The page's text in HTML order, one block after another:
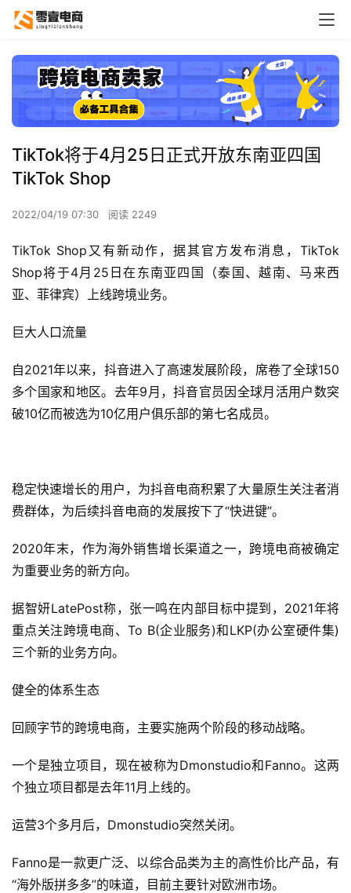
TikTok将于4月25日正式开放东南亚四国
TikTok Shop
2022/04/19 07:30 阅读 2249
TikTok Shop又有新动作，据其官方发布消息，TikTok
Shop将于4月25日在东南亚四国（泰国、越南、马来西
亚、菲律宾）上线跨境业务。
巨大人口流量
自2021年以来，抖音进入了高速发展阶段，席卷了全球150
多个国家和地区。去年9月，抖音官员因全球月活用户数突
破10亿而被选为10亿用户俱乐部的第七名成员。
稳定快速增长的用户，为抖音电商积累了大量原生关注者消
费群体，为后续抖音电商的发展按下了“快进键”。
2020年末，作为海外销售增长渠道之一，跨境电商被确定
为重要业务的新方向。
据智妍LatePost称，张一鸣在内部目标中提到，2021年将
重点关注跨境电商、To B(企业服务)和LKP(办公室硬件集)
三个新的业务方向。
健全的体系生态
回顾字节的跨境电商，主要实施两个阶段的移动战略。
一个是独立项目，现在被称为Dmonstudio和Fanno。这两
个独立项目都是去年11月上线的。
运营3个多月后，Dmonstudio突然关闭。
Fanno是一款更广泛、以综合品类为主的高性价比产品，有
“海外版拼多多”的味道，目前主要针对欧洲市场。